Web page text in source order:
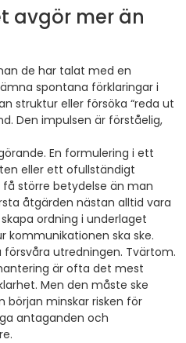
avgör mer än
de har talat med en
spontana förklaringar i
struktur eller försöka “reda ut
Den impulsen är förståelig,
En formulering i ett
eller ett ofullständigt
större betydelse än man
åtgärden nästan alltid vara
ordning i underlaget
kommunikationen ska ske.
utredningen. Tvärtom.
är ofta det mest
Men den måste ske
början minskar risken för
antaganden och